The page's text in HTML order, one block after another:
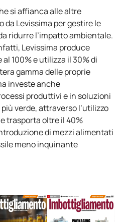
si affianca alle altre
da Levissima per gestire le
ridurre l’impatto ambientale.
Levissima produce
100% e utilizza il 30% di
gamma delle proprie
investe anche
produttivi e in soluzioni
verde, attraverso l’utilizzo
trasporta oltre il 40%
di mezzi alimentati
meno inquinante